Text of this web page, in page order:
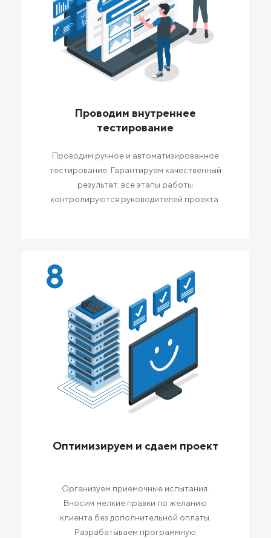
Проводим внутреннее
тестирование
Проводим ручное и автоматизированное
тестирование. Гарантируем качественный
результат: все этапы работы
контролируются руководителей проекта.
8
Оптимизируем и сдаем проект
Организуем приемочные испытания.
Вносим мелкие правки по желанию
клиента без дополнительной оплаты.
Разрабатываем программную